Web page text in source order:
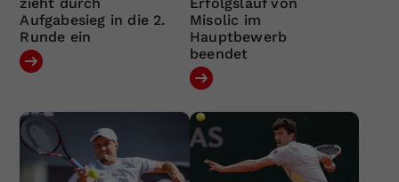
Aufgabesieg in die 2.
Runde ein
Misolic im
Hauptbewerb
beendet